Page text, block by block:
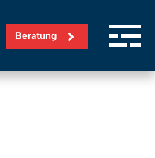
Beratung